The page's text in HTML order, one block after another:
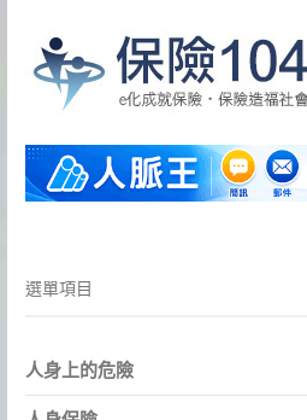
選
目
選單項目
人身上的危險